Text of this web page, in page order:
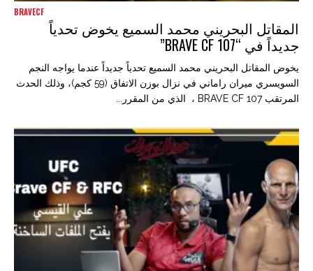
BRAVECF
المقاتل البحريني محمد السميع يخوض تحدياً
جديداً في “BRAVE CF 107”
يخوض المقاتل البحريني محمد السميع تحدياً جديداً عندما يواجه النجم
السويسري ميران راماني في نزال بوزن الاتفاق (59 كجم)، وذلك الحدث
المرتقب BRAVE CF 107 ، الذي من المقرر...